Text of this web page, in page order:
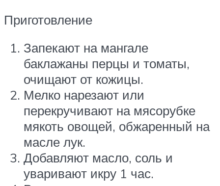
Приготовление
Запекают на мангале
баклажаны перцы и томаты,
очищают от кожицы.
Мелко нарезают или
перекручивают на мясорубке
мякоть овощей, обжаренный на
масле лук.
Добавляют масло, соль и
уваривают икру 1 час.